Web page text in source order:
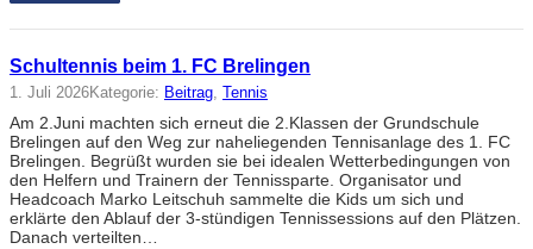
Schultennis beim 1. FC Brelingen
1. Juli 2026Kategorie: Beitrag Tennis
Am 2.Juni machten sich erneut die 2.Klassen der Grundschule
Brelingen auf den Weg zur naheliegenden Tennisanlage des 1. FC
Brelingen. Begrüßt wurden sie bei idealen Wetterbedingungen von
den Helfern und Trainern der Tennissparte. Organisator und
Headcoach Marko Leitschuh sammelte die Kids um sich und
erklärte den Ablauf der 3-stündigen Tennissessions auf den Plätzen.
Danach verteilten…